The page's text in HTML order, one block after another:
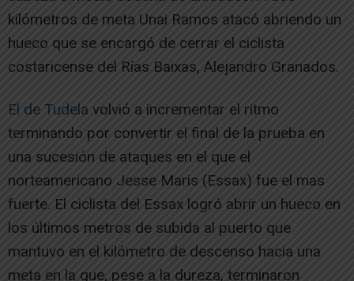
kilómetros de meta Unai Ramos atacó abriendo un
hueco que se encargó de cerrar el ciclista
costaricense del Rías Baixas, Alejandro Granados.
El de Tudela volvió a incrementar el ritmo
terminando por convertir el final de la prueba en
una sucesión de ataques en el que el
norteamericano Jesse Maris (Essax) fue el mas
fuerte. El ciclista del Essax logró abrir un hueco en
los últimos metros de subida al puerto que
mantuvo en el kilómetro de descenso hacia una
meta en la que, pese a la dureza, terminaron